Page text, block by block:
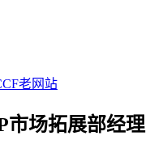
老网站
市场拓展部经理